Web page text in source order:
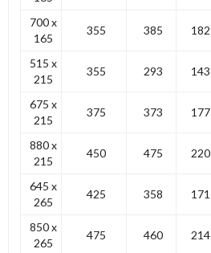
700 x
165
355 385 182
515 x
215
355 293 143
675 x
215
375 373 177
880 x
215
450 475 220
645 x
265
425 358 171
850 x
265
475 460 214